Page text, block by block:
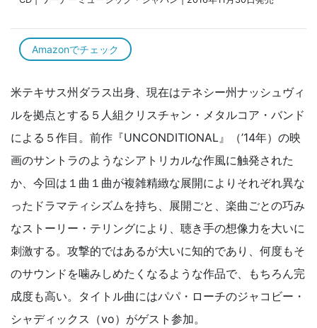
Amazonでチェック
米テキサス州ダラス出身、現在はテネシー州ナッシュヴィ
ルを拠点とする５人組クリスチャン・メタルコア・バンド
による５作目。前作『UNCONDITIONAL』（’14年）の映
画のサントラのようなシアトリカルな作風に触発された
か、今回は１曲１曲が複雑精緻な展開によりそれぞれ異な
ったドラマティシズムを持ち、展開ごと、楽曲ごとの巧み
なストーリー・テリングにより、聴き手の想像力を大いに
刺激する。攻撃的ではあるが大いに知的であり、何度もそ
のサウンドを噛みしめたくなるような作品で、もちろん完
成度も高い。タイトル曲にはパパ・ローチのジャコビー・
シャディックス（vo）がゲスト参加。